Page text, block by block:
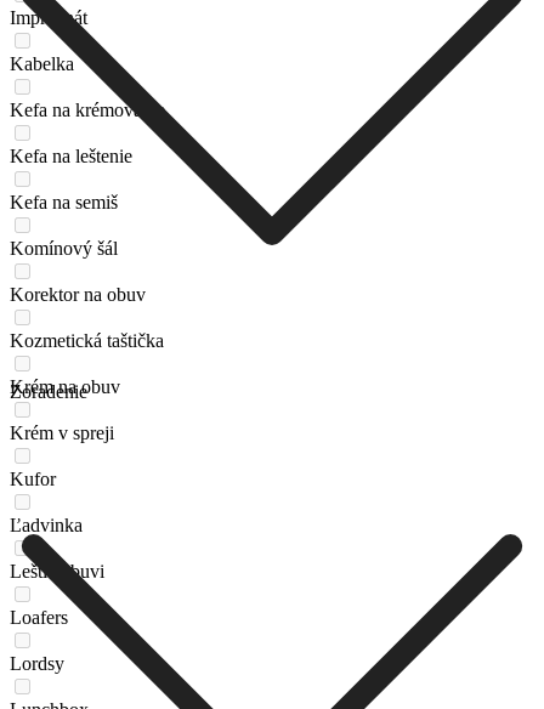
Impregnát
Kabelka
Kefa na krémovanie
Kefa na leštenie
Kefa na semiš
Komínový šál
Korektor na obuv
Kozmetická taštička
Krém na obuv
Krém v spreji
Kufor
Ľadvinka
Leštič obuvi
Loafers
Lordsy
Zoradenie